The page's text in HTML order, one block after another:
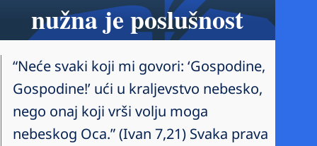
nužna je poslušnost
“Neće svaki koji mi govori: ‘Gospodine,
Gospodine!’ ući u kraljevstvo nebesko,
nego onaj koji vrši volju moga
nebeskog Oca.” (Ivan 7,21) Svaka prava